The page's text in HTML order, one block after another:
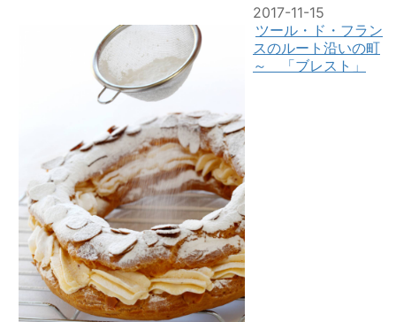
2017-11-15
ツール・ド・フラン
スのルート沿いの町
～ 「ブレスト」